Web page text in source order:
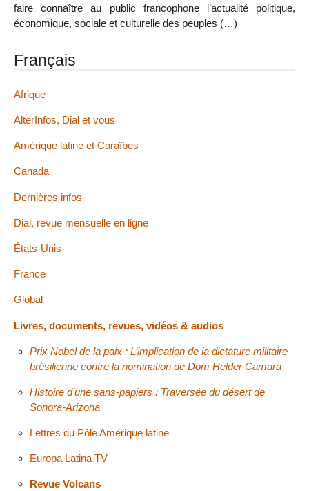
faire connaître au public francophone l’actualité politique,
économique, sociale et culturelle des peuples (…)
Français
Afrique
AlterInfos, Dial et vous
Amérique latine et Caraïbes
Canada
Dernières infos
Dial, revue mensuelle en ligne
États-Unis
France
Global
Livres, documents, revues, vidéos & audios
Prix Nobel de la paix : L’implication de la dictature militaire
brésilienne contre la nomination de Dom Helder Camara
Histoire d’une sans-papiers : Traversée du désert de
Sonora-Arizona
Lettres du Pôle Amérique latine
Europa Latina TV
Revue Volcans